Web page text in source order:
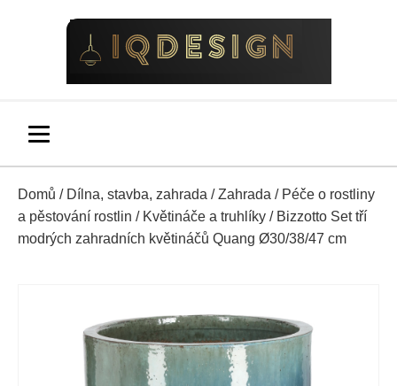
Domů / Dílna, stavba, zahrada /Zahrada / Péče o rostliny
a pěstování rostlin / Květináče a truhlíky / Bizzotto Set tří
modrých zahradních květináčů Quang Ø30/38/47 cm